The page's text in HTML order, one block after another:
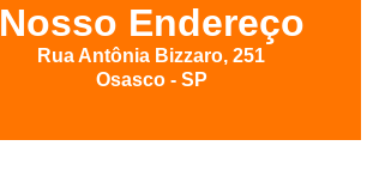
Nosso Endereço
Rua Antônia Bizzaro, 251
Osasco - SP